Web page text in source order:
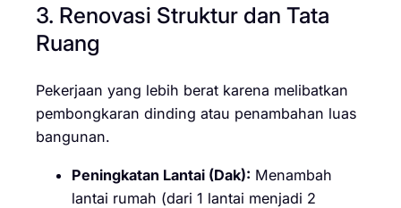
3. Renovasi Struktur dan Tata
Ruang
Pekerjaan yang lebih berat karena melibatkan
pembongkaran dinding atau penambahan luas
bangunan.
Peningkatan Lantai (Dak): Menambah
lantai rumah (dari 1 lantai menjadi 2